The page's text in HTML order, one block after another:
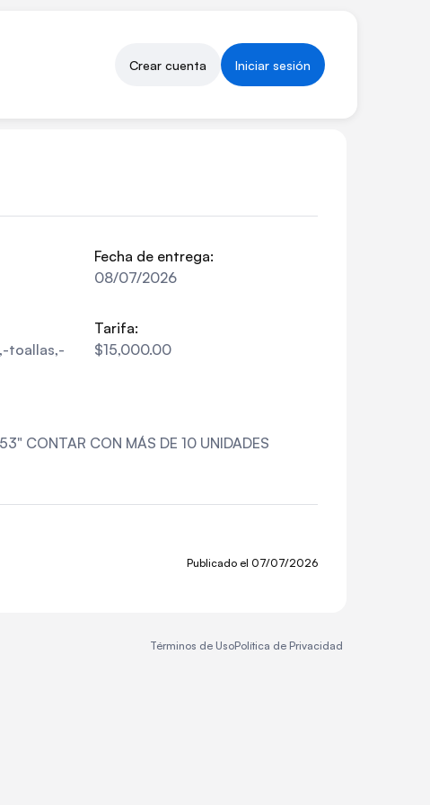
Crear cuenta Iniciar sesión
Fecha de entrega:
08/07/2026
toallas,-
Tarifa:
$15,000.00
CONTAR CON MÁS DE 10 UNIDADES
Publicado el 07/07/2026
Términos de UsoPolítica de Privacidad